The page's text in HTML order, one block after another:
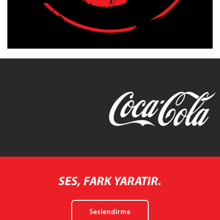
SES, FARK YARATIR.
Seslendirme